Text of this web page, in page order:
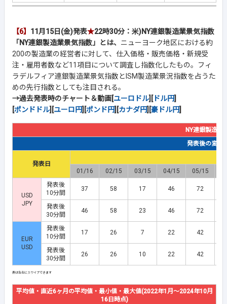
【6】 11月15日(金)発表★22時30分：米)NY連銀製造業景気指数
「NY連銀製造業景気指数」とは、 ニューヨーク地区における約
200の製造業の経営者に対して、仕入価格・販売価格・新規受
注・雇用者数など11項目について調査し指数化したもの。フィ
ラデルフィア連銀製造業景気指数とISM製造業景況指数を占うた
めの先行指数としても注目される。
→過去発表時のチャート＆動画[ユーロドル][ ドル円]
[ポンドドル][ユーロ円][ポンド円][カナダ円][豪ドル円]
NY連銀製造業
発表後の変動
発表日
01/16
02/15 03/15 04/15 05/15
USD
JPY
発表後
10分間
37 58 17 46 72
発表後
30分間
46 58 23 46 72
EUR
USD
発表後
10分間
17 26 7 22 42
発表後
30分間
26 26 10 22 42
平均値・直近6ヶ月の平均値・最小値・最大値(2022年1月～2024年10月
16日時点)